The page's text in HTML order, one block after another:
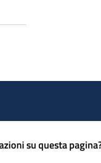
su questa